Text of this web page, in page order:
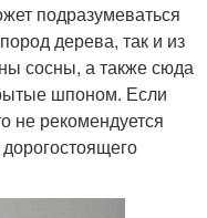
подразумеваться
дерева, так и из
сосны, а также сюда
шпоном. Если
не рекомендуется